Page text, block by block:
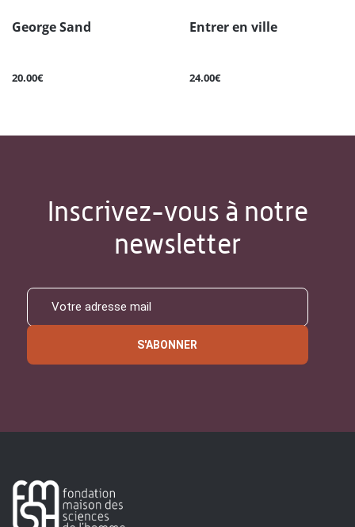
George Sand
20.00€
Entrer en ville
24.00€
Inscrivez-vous à notre
newsletter
S'ABONNER